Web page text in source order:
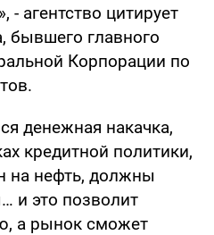
- агентство цитирует
бывшего главного
Корпорации по
денежная накачка,
кредитной политики,
на нефть, должны
и это позволит
а рынок сможет